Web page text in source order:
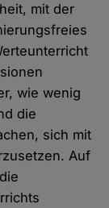
mit der
wie wenig
die
sich mit
Auf